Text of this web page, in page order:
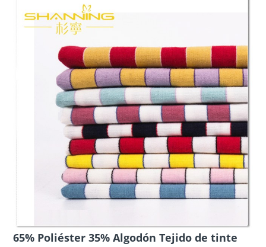
65% Poliéster 35% Algodón Tejido de tinte